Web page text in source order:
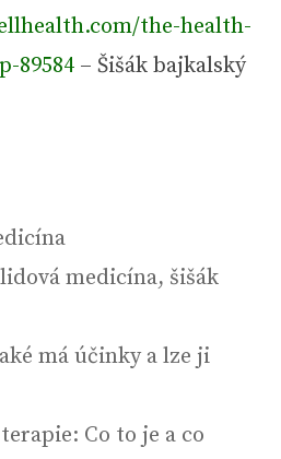
the-health-
89584 – Šišák bajkalský
medicína, šišák
má účinky a lze ji
Co to je a co